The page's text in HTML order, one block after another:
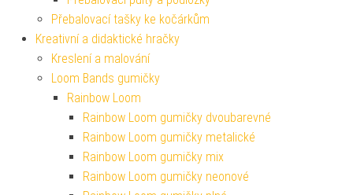
Přebalovací tašky ke kočárkům
Kreativní a didaktické hračky
Kreslení a malování
Loom Bands gumičky
Rainbow Loom
Rainbow Loom gumičky dvoubarevné
Rainbow Loom gumičky metalické
Rainbow Loom gumičky mix
Rainbow Loom gumičky neonové